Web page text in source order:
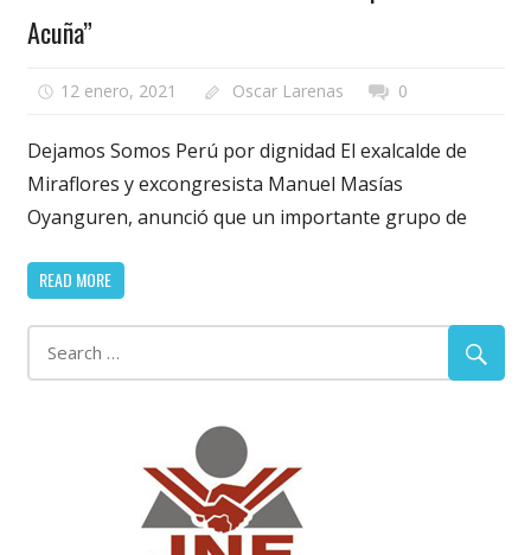
Acuña”
12 enero, 2021 Oscar Larenas 0
Dejamos Somos Perú por dignidad El exalcalde de
Miraflores y excongresista Manuel Masías
Oyanguren, anunció que un importante grupo de
READ MORE